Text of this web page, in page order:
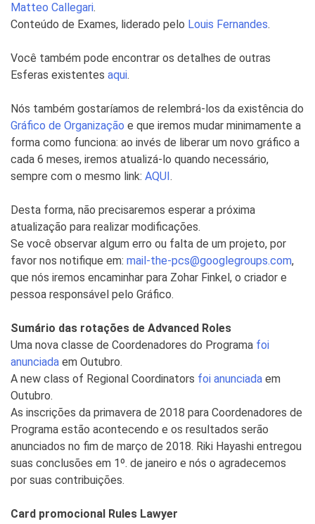
Matteo Callegari.
Conteúdo de Exames, liderado pelo Louis Fernandes.
Você também pode encontrar os detalhes de outras
Esferas existentes aqui.
Nós também gostaríamos de relembrá-los da existência do
Gráfico de Organização e que iremos mudar minimamente a
forma como funciona: ao invés de liberar um novo gráfico a
cada 6 meses, iremos atualizá-lo quando necessário,
sempre com o mesmo link: AQUI .
Desta forma, não precisaremos esperar a próxima
atualização para realizar modificações.
Se você observar algum erro ou falta de um projeto, por
favor nos notifique em: mail-the-pcs@googlegroups.com,
que nós iremos encaminhar para Zohar Finkel, o criador e
pessoa responsável pelo Gráfico.
Sumário das rotações de Advanced Roles
Uma nova classe de Coordenadores do Programa foi
anunciada em Outubro.
A new class of Regional Coordinators foi anunciada em
Outubro.
As inscrições da primavera de 2018 para Coordenadores de
Programa estão acontecendo e os resultados serão
anunciados no fim de março de 2018. Riki Hayashi entregou
suas conclusões em 1º. de janeiro e nós o agradecemos
por suas contribuições.
Card promocional Rules Lawyer